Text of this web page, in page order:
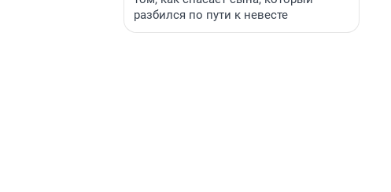
разбился по пути к невесте